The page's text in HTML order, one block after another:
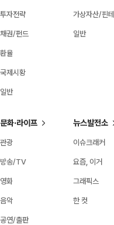
투자전략
채권/펀드
환율
국제시황
일반
가상자산/핀
일반
문화·라이프
관광
방송/TV
영화
음악
공연/출판
뉴스발전소
이슈크래커
요즘, 이거
그래픽스
한 컷